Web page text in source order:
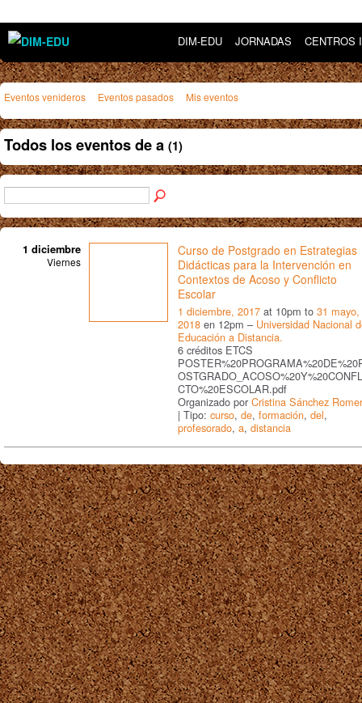
DIM-EDU JORNADAS CENTROS
Eventos venideros Eventos pasados Mis eventos
Todos los eventos de a (1)
1 diciembre
Viernes
Curso de Postgrado en Estrategias
Didácticas para la Intervención en
Contextos de Acoso y Conflicto
Escolar
1 diciembre, 2017 at 10pm to 31 mayo,
2018 en 12pm – Universidad Nacional
Educación a Distancia.
6 créditos ETCS
CTO%20ESCOLAR.pdf
Organizado por Cristina Sánchez
| Tipo: curso, de, formación, del,
profesorado, a, distancia